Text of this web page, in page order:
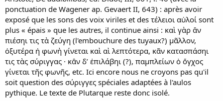
ponctuation de Wagener ap. Gevaert II, 643) : après avoir
exposé que les sons des voix viriles et des τέλειοι αὐλοί sont
plus « épais » que les autres, il continue ainsi : καὶ γὰρ ἂν
πιέσηι τις τὰ ζεύγη (l'embouchure des tuyaux?) μᾶλλον,
ὀξυτέρα ἡ φωνὴ γίνεται καὶ αὶ λεπτότερα, κᾶν κατασπάσηι
τις τὰς σύριγγας · κἂν δ’ ἐπιλάβηι (?), παμπλείων ὁ ὄγχος
γίνεται τῆς φωνῆς, etc. Ici encore nous ne croyons pas qu'il
soit question des σύριγγες spéciales adaptées à l'aulos
pythique. Le texte de Plutarque reste donc isolé.